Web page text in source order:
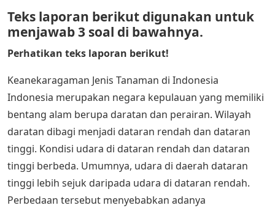
Teks laporan berikut digunakan untuk
menjawab 3 soal di bawahnya.
Perhatikan teks laporan berikut!
Keanekaragaman Jenis Tanaman di Indonesia
Indonesia merupakan negara kepulauan yang memiliki
bentang alam berupa daratan dan perairan. Wilayah
daratan dibagi menjadi dataran rendah dan dataran
tinggi. Kondisi udara di dataran rendah dan dataran
tinggi berbeda. Umumnya, udara di daerah dataran
tinggi lebih sejuk daripada udara di dataran rendah.
Perbedaan tersebut menyebabkan adanya